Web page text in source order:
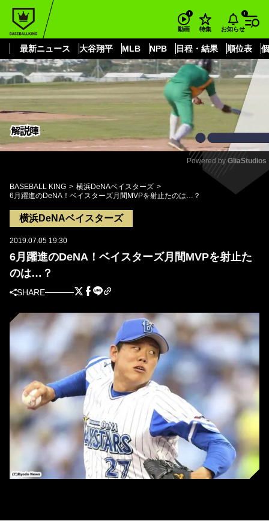
動画 特集 お知らせ
最新ニュース 大谷翔平 MLB NPB 日程・結果 順位表
もっと見る
Mute
Powered by GliaStudios
BASEBALL KING
横浜DeNAベイスターズ
6月躍進のDeNA！ベイスターズ月間MVPを射止たのは…？
横浜DeNAベイスターズ
2019.07.05 19:30
6月躍進のDeNA！ベイスターズ月間MVPを射止た
のは…？
SHARE